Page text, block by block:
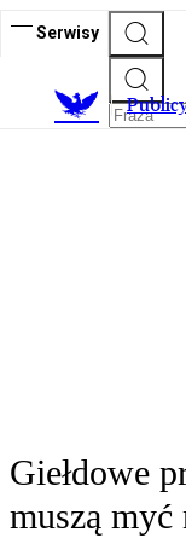
Serwisy
Giełdowe
muszą myć